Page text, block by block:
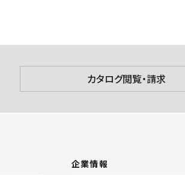
カタログ閲覧・請求
企業情報